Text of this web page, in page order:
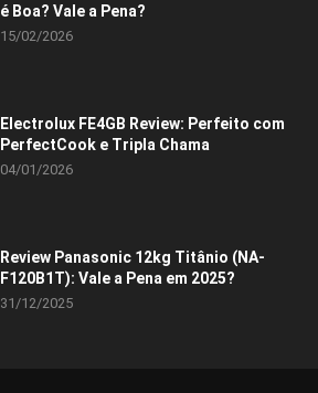
é Boa? Vale a Pena?
15/02/2026
Electrolux FE4GB Review: Perfeito com
PerfectCook e Tripla Chama
04/01/2026
Review Panasonic 12kg Titânio (NA-
F120B1T): Vale a Pena em 2025?
31/12/2025